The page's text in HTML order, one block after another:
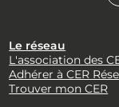
Le réseau
L'association des
Adhérer à CER
Trouver mon CER